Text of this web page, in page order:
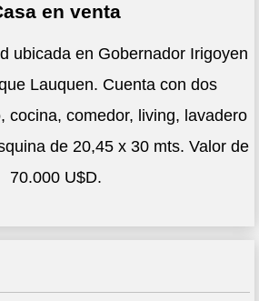
en venta
ubicada en Gobernador Irigoyen
Lauquen. Cuenta con dos
cocina, comedor, living, lavadero
de 20,45 x 30 mts. Valor de
70.000 U$D.